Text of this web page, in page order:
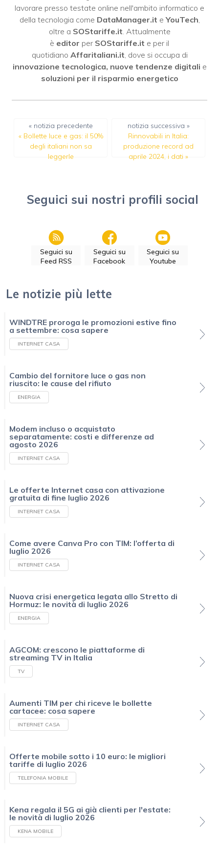
lavorare presso testate online nell'ambito informatico e
della tecnologia come DataManager.it eYouTech,
oltre a SOStariffe.it. Attualmente
è editor per SOStariffe.it e per il
quotidiano Affaritaliani.it, dove si occupa di
innovazione tecnologica, nuove tendenze digitali e
soluzioni per il risparmio energetico
« notizia precedente
« Bollette luce e gas: il 50%
degli italiani non sa
leggerle
notizia successiva »
Rinnovabili in Italia:
produzione record ad
aprile 2024, i dati »
Seguici sui nostri profili social
Seguici su
Feed RSS
Seguici su
Facebook
Seguici su
Youtube
Le notizie più lette
WINDTRE proroga le promozioni estive fino
a settembre: cosa sapere
INTERNET CASA
Cambio del fornitore luce o gas non
riuscito: le cause del rifiuto
ENERGIA
Modem incluso o acquistato
separatamente: costi e differenze ad
agosto 2026
INTERNET CASA
Le offerte Internet casa con attivazione
gratuita di fine luglio 2026
INTERNET CASA
Come avere Canva Pro con TIM: l’offerta di
luglio 2026
INTERNET CASA
Nuova crisi energetica legata allo Stretto di
Hormuz: le novità di luglio 2026
ENERGIA
AGCOM: crescono le piattaforme di
streaming TV in Italia
TV
Aumenti TIM per chi riceve le bollette
cartacee: cosa sapere
INTERNET CASA
Offerte mobile sotto i 10 euro: le migliori
tariffe di luglio 2026
TELEFONIA MOBILE
Kena regala il 5G ai già clienti per l'estate:
le novità di luglio 2026
KENA MOBILE